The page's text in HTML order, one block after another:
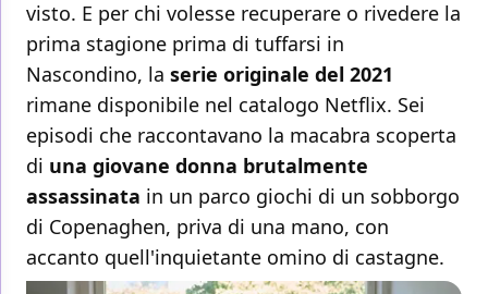
visto. E per chi volesse recuperare o rivedere la
prima stagione prima di tuffarsi in
Nascondino, la serie originale del 2021
rimane disponibile nel catalogo Netflix. Sei
episodi che raccontavano la macabra scoperta
di una giovane donna brutalmente
assassinata in un parco giochi di un sobborgo
di Copenaghen, priva di una mano, con
accanto quell'inquietante omino di castagne.